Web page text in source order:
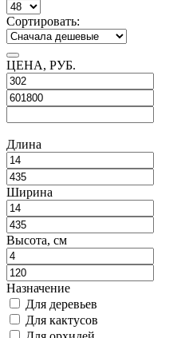
Сортировать:
ЦЕНА, РУБ.
Длина
Ширина
Высота, см
Назначение
Для деревьев
Для кактусов